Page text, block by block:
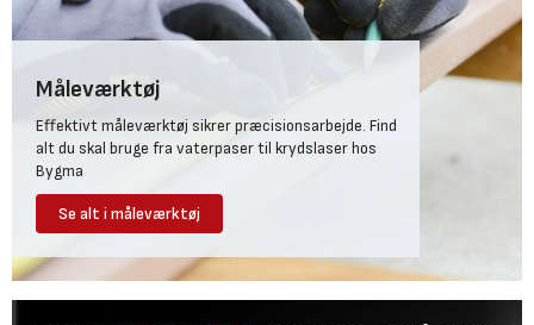
Måleværktøj
Effektivt måleværktøj sikrer præcisionsarbejde. Find
alt du skal bruge fra vaterpaser til krydslaser hos
Bygma
Se alt i måleværktøj